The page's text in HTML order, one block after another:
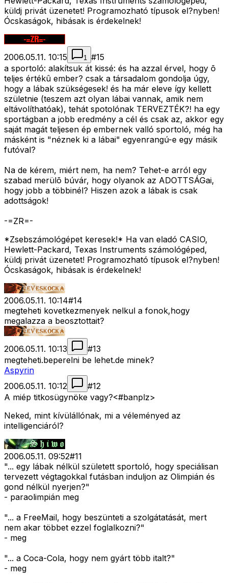
küldj privát üzenetet! Programozható típusok el?nyben!
Ócskaságok, hibásak is érdekelnek!
2006.05.11. 10:15 1 #15
a sportoló: alakítsuk át kissé: és ha azzal érvel, hogy õ
teljes értékû ember? csak a társadalom gondolja úgy,
hogy a lábak szükségesek! és ha már eleve így kellett
születnie (teszem azt olyan lábai vannak, amik nem
eltávolíthatóak), tehát spotolónak TERVEZTÉK?! ha egy
sportágban a jobb eredmény a cél és csak az, akkor egy
saját magát teljesen ép embernek valló sportoló, még ha
másként is "néznek ki a lábai" egyenrangú-e egy másik
futóval?
Na de kérem, miért nem, ha nem? Tehet-e arról egy
szabad merülõ búvár, hogy olyanok az ADOTTSÁGai,
hogy jobb a többinél? Hiszen azok a lábak is csak
adottságok!
-=ZR=-
*Zsebszámológépet keresek!* Ha van eladó CASIO,
Hewlett-Packard, Texas Instruments számológéped,
küldj privát üzenetet! Programozható típusok el?nyben!
Ócskaságok, hibásak is érdekelnek!
2006.05.11. 10:14#14
megteheti kovetkezmenyek nelkul a fonok,hogy
megalazza a beosztottait?
2006.05.11. 10:13 #13
megteheti.beperelni be lehet.de minek?
Aspyrin
2006.05.11. 10:12
#12
A miép titkosügynöke vagy?<#banplz>
Neked, mint kívülállónak, mi a véleményed az
intelligenciáról?
2006.05.11. 09:52#11
"... egy lábak nélkül született sportoló, hogy speciálisan
tervezett végtagokkal futásban induljon az Olimpián és
gond nélkül nyerjen?"
- paraolimpián meg
"... a FreeMail, hogy beszünteti a szolgátatását, mert
nem akar többet ezzel foglalkozni?"
- meg
"... a Coca-Cola, hogy nem gyárt több italt?"
- meg